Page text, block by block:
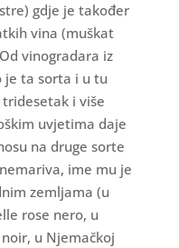
gdje je također
vina (muškat
vinogradara iz
je ta sorta i u tu
i više
uvjetima daje
na druge sorte
ime mu je
zemljama (u
rose nero, u
u Njemačkoj